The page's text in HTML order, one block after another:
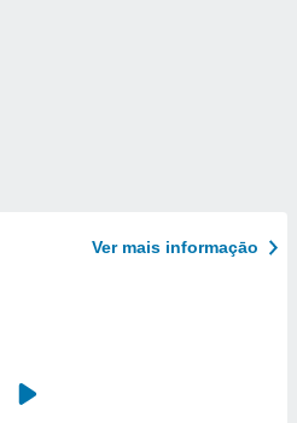
Ver mais informaçāo